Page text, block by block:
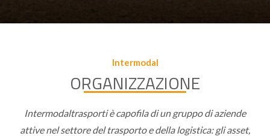
Intermodal
ORGANIZZAZIONE
Intermodaltrasporti è capofila di un gruppo di aziende
attive nel settore del trasporto e della logistica: gli asset,